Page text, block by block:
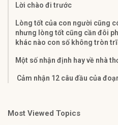
Lời chào đi trước
Lòng tốt của con người cũng
nhưng lòng tốt cũng cần đôi
khác nào con số không tròn
Một số nhận định hay về nhà
Cảm nhận 12 câu đầu của
Most Viewed Topics